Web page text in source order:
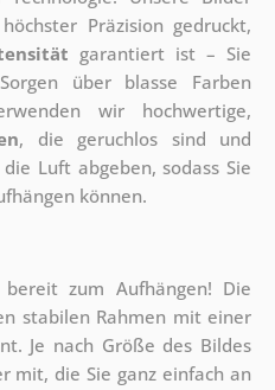
Präzision gedruckt,
garantiert ist – Sie
über blasse Farben
wir hochwertige,
, die geruchlos sind und
Luft abgeben, sodass Sie
können.
zum Aufhängen! Die
stabilen Rahmen mit einer
Je nach Größe des Bildes
mit, die Sie ganz einfach an